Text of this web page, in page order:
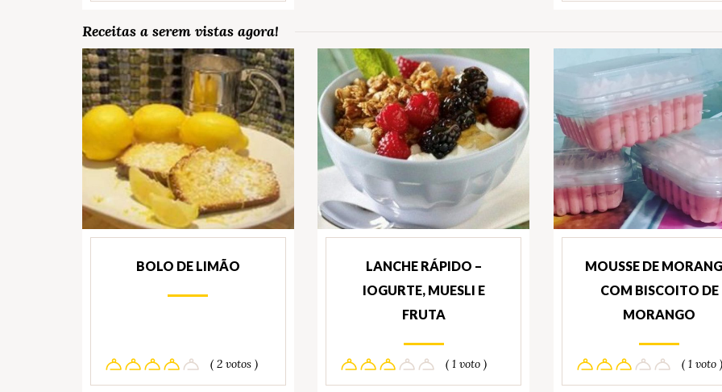
Receitas a serem vistas agora!
BOLO DE LIMÃO
( 2 votos )
LANCHE RÁPIDO –
IOGURTE, MUESLI E
FRUTA
( 1 voto )
MOUSSE DE
COM BISCOITO DE
MORANGO
( 1 voto )